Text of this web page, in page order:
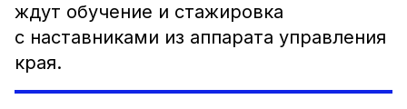
ждут обучение и стажировка
с наставниками из аппарата управления
края.